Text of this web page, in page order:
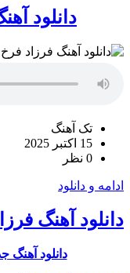
دانلود
تک آهنگ
15 اکتبر 2025
0 نظر
ادامه و دانلود
دانلود آهنگ
دانلود آهنگ